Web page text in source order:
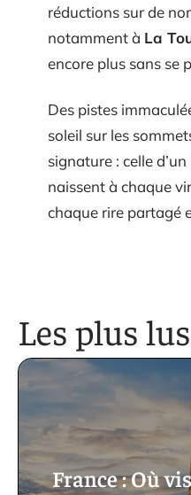
réductions sur de
notamment à La
encore plus sans se
Des pistes
soleil sur les
signature : celle
naissent à chaque
chaque rire partagé
Les plus lus
France : Où